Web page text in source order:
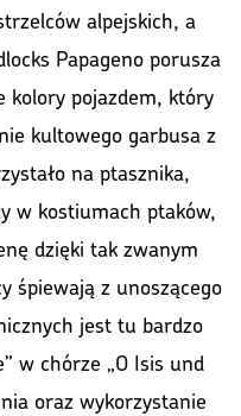
alpejskich, a
Papageno porusza
kolory pojazdem, który
kultowego garbusa z
na ptasznika,
w kostiumach ptaków,
dzięki tak zwanym
śpiewają z unoszącego
jest tu bardzo
w chórze „O Isis und
oraz wykorzystanie